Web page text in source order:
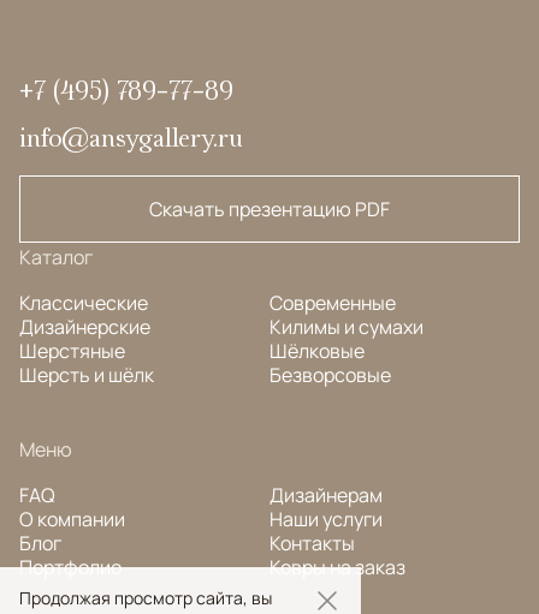
+7 (495) 789-77-89
info@ansygallery.ru
Скачать презентацию PDF
Каталог
Классические
Дизайнерские
Шерстяные
Шерсть и шёлк
Современные
Килимы и сумахи
Шёлковые
Безворсовые
Меню
FAQ
О компании
Блог
Портфолио
Дизайнерам
Наши услуги
Контакты
Ковры на заказ
Продолжая просмотр сайта, вы